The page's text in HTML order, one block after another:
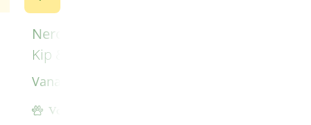
Nero Gold Hond Adult MINI
Kip & Rijst
Vanaf
Volwassen hond tot 10 kg